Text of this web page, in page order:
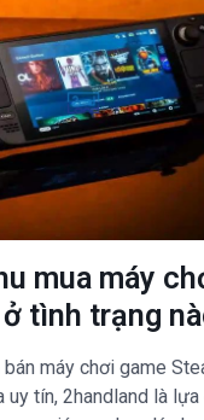
mua máy
tình trạng
máy chơi game
uy tín, 2handland là